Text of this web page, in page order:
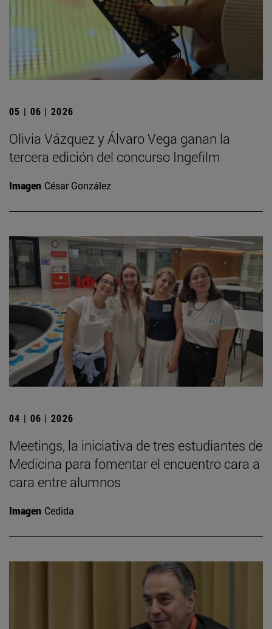
05 | 06 | 2026
Olivia Vázquez y Álvaro Vega ganan la
tercera edición del concurso Ingefilm
Imagen César González
04 | 06 | 2026
Meetings, la iniciativa de tres estudiantes de
Medicina para fomentar el encuentro cara a
cara entre alumnos
Imagen Cedida